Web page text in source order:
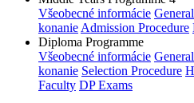
Všeobecné informácie
konanie Admission Procedure
Diploma Programme
Všeobecné informácie
konanie Selection Procedure
Faculty DP Exams